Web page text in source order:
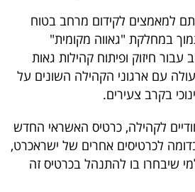
למאמצים לקידום מרחב בטוח
במחלקת "גאווה מקומית"
חיזוק ופיתוח קהילות גאות
עם ארגוני הקהילה השונים על
בקרב צעירים.
לקהילה, כרטיס האשראי החדש
בדומה לכרטיסים אחרים של ישראכרט,
שיבחרו בו להתנהל בכרטיס זה